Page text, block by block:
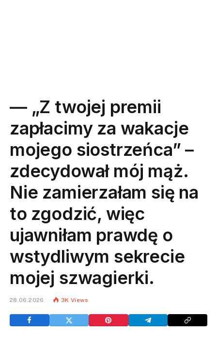
— „Z twojej premii
zapłacimy za wakacje
mojego siostrzeńca” –
zdecydował mój mąż.
Nie zamierzałam się na
to zgodzić, więc
ujawniłam prawdę o
wstydliwym sekrecie
mojej szwagierki.
28.06.2026 3KViews